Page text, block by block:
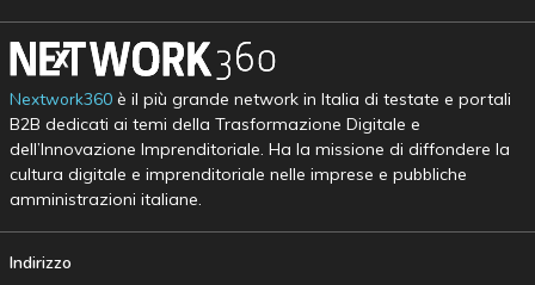
Nextwork360è il più grande network in Italia di testate e portali
B2B dedicati ai temi della Trasformazione Digitale e
dell’Innovazione Imprenditoriale. Ha la missione di diffondere la
cultura digitale e imprenditoriale nelle imprese e pubbliche
amministrazioni italiane.
Indirizzo